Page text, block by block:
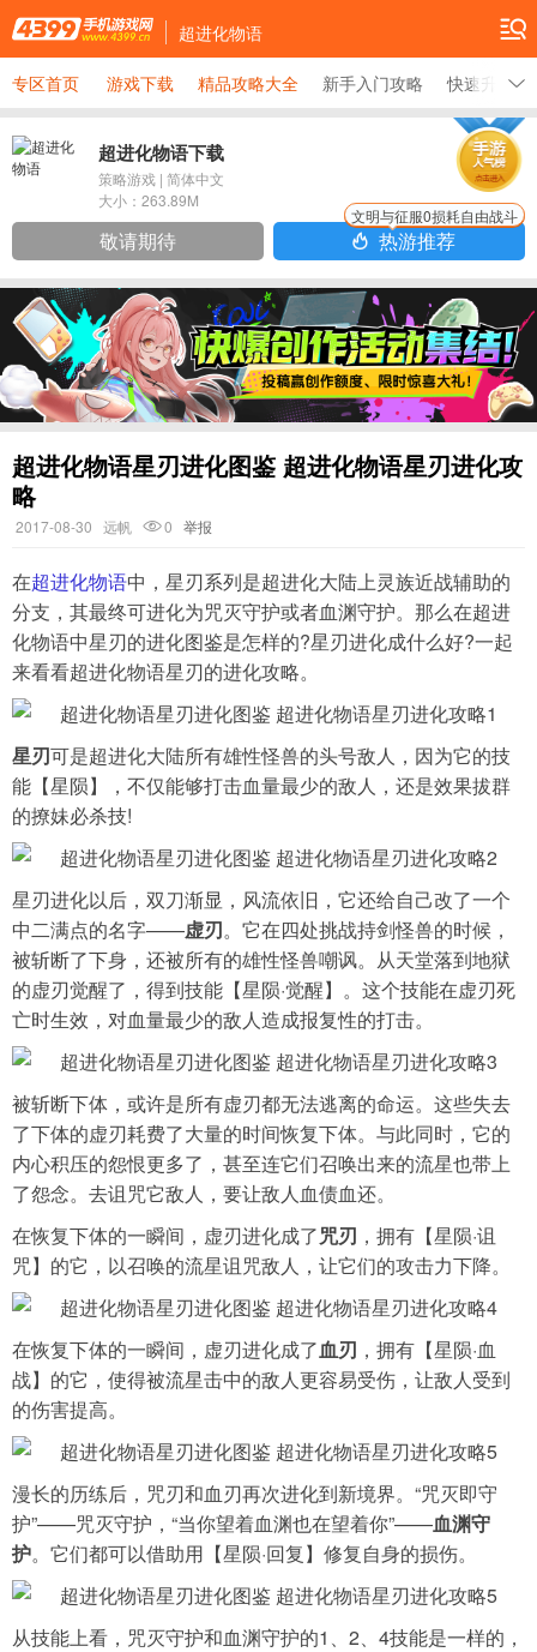
4399手机游戏网
超进化物语
导航
专区首页 游戏下载 精品攻略大全 新手入门攻略 快速升级攻
展开
超进化物语下载
策略游戏 | 简体中文
大小： 263.89M
敬请期待 热游推荐
文明与征服0损耗自由战斗
超进化物语星刃进化图鉴 超进化物语星刃进化攻
略
2017-08-30 远帆 0 举报
在超进化物语中，星刃系列是超进化大陆上灵族近战辅助的
分支，其最终可进化为咒灭守护或者血渊守护。那么在超进
化物语中星刃的进化图鉴是怎样的?星刃进化成什么好?一起
来看看超进化物语星刃的进化攻略。
星刃可是超进化大陆所有雄性怪兽的头号敌人，因为它的技
能【星陨】，不仅能够打击血量最少的敌人，还是效果拔群
的撩妹必杀技!
星刃进化以后，双刀渐显，风流依旧，它还给自己改了一个
中二满点的名字——虚刃。它在四处挑战持剑怪兽的时候，
被斩断了下身，还被所有的雄性怪兽嘲讽。从天堂落到地狱
的虚刃觉醒了，得到技能【星陨·觉醒】。这个技能在虚刃死
亡时生效，对血量最少的敌人造成报复性的打击。
被斩断下体，或许是所有虚刃都无法逃离的命运。这些失去
了下体的虚刃耗费了大量的时间恢复下体。与此同时，它的
内心积压的怨恨更多了，甚至连它们召唤出来的流星也带上
了怨念。去诅咒它敌人，要让敌人血债血还。
在恢复下体的一瞬间，虚刃进化成了咒刃 ，拥有【星陨·诅
咒】的它，以召唤的流星诅咒敌人，让它们的攻击力下降。
在恢复下体的一瞬间，虚刃进化成了血刃 ，拥有【星陨·血
战】的它，使得被流星击中的敌人更容易受伤，让敌人受到
的伤害提高。
漫长的历练后，咒刃和血刃再次进化到新境界。“咒灭即守
护”——咒灭守护，“当你望着血渊也在望着你”——血渊守
护。它们都可以借助用【星陨·回复】修复自身的损伤。
从技能上看，咒灭守护和血渊守护的1、2、4技能是一样的，